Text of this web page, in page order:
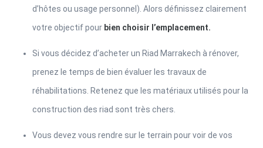
d’hôtes ou usage personnel). Alors définissez clairement
votre objectif pour bien choisir l’emplacement.
Si vous décidez d’acheter un Riad Marrakech à rénover,
prenez le temps de bien évaluer les travaux de
réhabilitations. Retenez que les matériaux utilisés pour la
construction des riad sont très chers.
Vous devez vous rendre sur le terrain pour voir de vos